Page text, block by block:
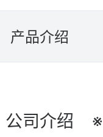
产品介绍
公司介绍 ※